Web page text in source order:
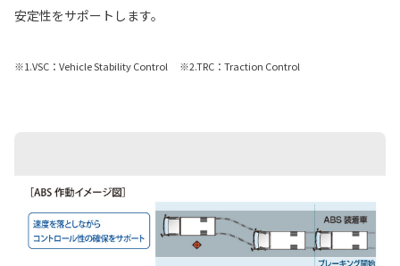
安定性をサポートします。
※1.VSC：Vehicle Stability Control ※2.TRC：Traction Control